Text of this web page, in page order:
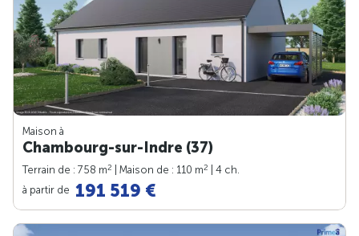
Maison à
Chambourg-sur-Indre (37)
Terrain de : 758 m2 | Maison de : 110 m2
| 4 ch.
à partir de 191 519 €